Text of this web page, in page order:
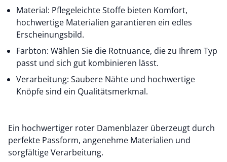
Material: Pflegeleichte Stoffe bieten Komfort,
hochwertige Materialien garantieren ein edles
Erscheinungsbild.
Farbton: Wählen Sie die Rotnuance, die zu Ihrem Typ
passt und sich gut kombinieren lässt.
Verarbeitung: Saubere Nähte und hochwertige
Knöpfe sind ein Qualitätsmerkmal.
Ein hochwertiger roter Damenblazer überzeugt durch
perfekte Passform, angenehme Materialien und
sorgfältige Verarbeitung.